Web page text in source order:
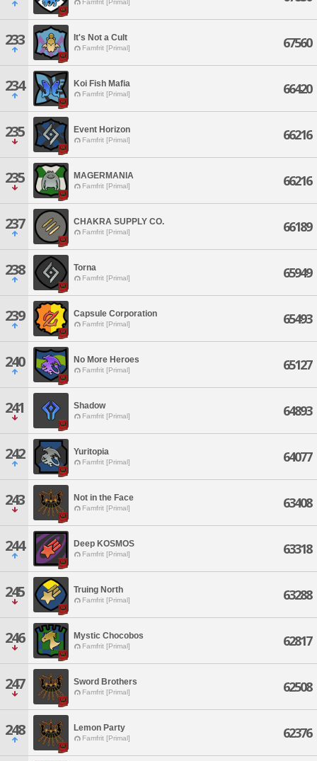
Famfrit [Primal]
233 It's Not a Cult
Famfrit [Primal] 67560
234 Koi Fish Mafia
Famfrit [Primal] 66420
235 Event Horizon
Famfrit [Primal] 66216
235 MAGERMANIA
Famfrit [Primal] 66216
237 CHAKRA SUPPLY CO.
Famfrit [Primal] 66189
238 Torna
Famfrit [Primal] 65949
239 Capsule Corporation
Famfrit [Primal] 65493
240 No More Heroes
Famfrit [Primal] 65127
241 Shadow
Famfrit [Primal] 64893
242 Yuritopia
Famfrit [Primal] 64077
243 Not in the Face
Famfrit [Primal] 63408
244 Deep KOSMOS
Famfrit [Primal] 63318
245 Truing North
Famfrit [Primal] 63288
246 Mystic Chocobos
Famfrit [Primal] 62817
247 Sword Brothers
Famfrit [Primal] 62508
248 Lemon Party
Famfrit [Primal] 62376